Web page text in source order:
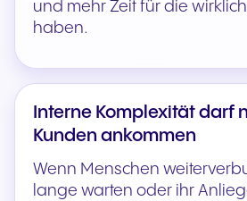
und mehr Zeit für die
haben.
Interne Komplexität darf
Kunden ankommen
Wenn Menschen
lange warten oder ihr